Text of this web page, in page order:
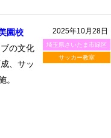
2025年10月28日
埼玉県さいたま市緑区
サッカー教室
園校
の文化
、サッ
。